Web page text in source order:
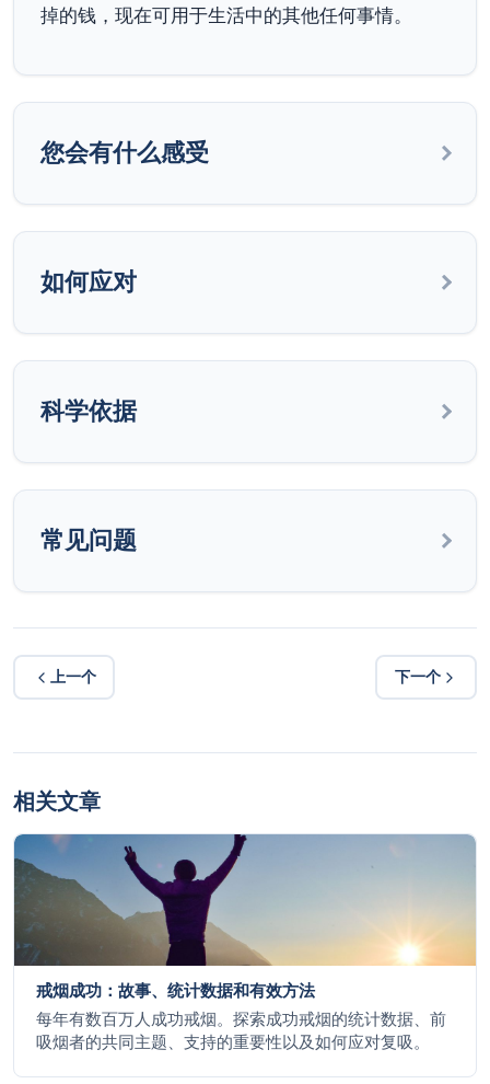
掉的钱，现在可用于生活中的其他任何事情。
您会有什么感受
如何应对
科学依据
常见问题
上一个 下一个
相关文章
戒烟成功：故事、统计数据和有效方法
每年有数百万人成功戒烟。探索成功戒烟的统计数据、前
吸烟者的共同主题、支持的重要性以及如何应对复吸。